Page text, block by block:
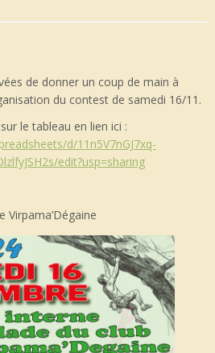
de donner un coup de main à
du contest de samedi 16/11.
le tableau en lien ici :
d/11n5V7nGJ7xq-
edit?usp=sharing